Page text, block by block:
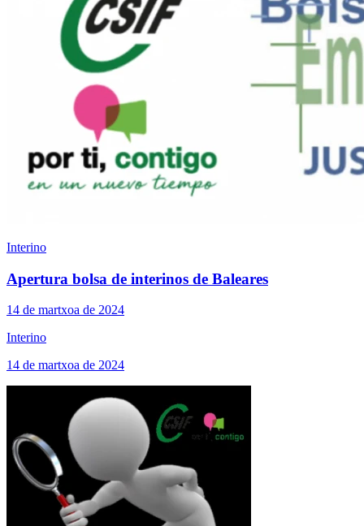
Interino
Apertura bolsa de interinos de Baleares
14 de martxoa de 2024
Interino
14 de martxoa de 2024